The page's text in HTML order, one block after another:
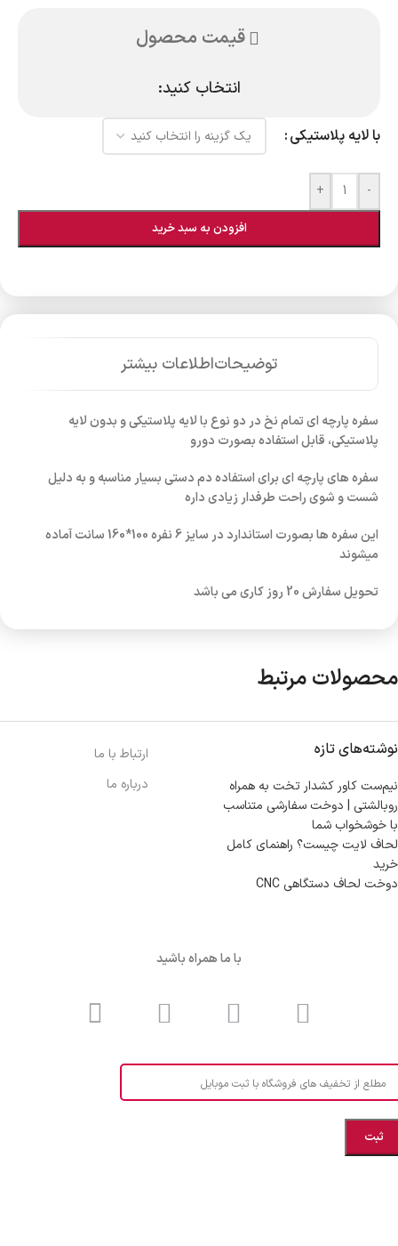
قیمت محصول
انتخاب کنید:
با لایه پلاستیکی
-
+
افزودن به سبد خرید
توضیحاتاطلاعات بیشتر
سفره پارچه ای تمام نخ در دو نوع با لایه پلاستیکی و بدون لایه
پلاستیکی، قابل استفاده بصورت دورو
سفره های پارچه ای برای استفاده دم دستی بسیار مناسبه و به دلیل
شست و شوی راحت طرفدار زیادی داره
این سفره ها بصورت استاندارد در سایز 6 نفره 100*160 سانت آماده
میشوند
تحویل سفارش 20 روز کاری می باشد
محصولات مرتبط
نوشته‌های تازه
نیم‌ست کاور کشدار تخت به همراه
روبالشتی | دوخت سفارشی متناسب
با خوشخواب شما
لحاف لایت چیست؟ راهنمای کامل
خرید
دوخت لحاف دستگاهی CNC
ارتباط با ما
درباره ما
با ما همراه باشید
مطلع از تخفیف های فروشگاه با ثبت موبایل